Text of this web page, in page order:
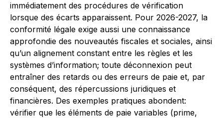
immédiatement des procédures de vérification
lorsque des écarts apparaissent. Pour 2026-2027, la
conformité légale exige aussi une connaissance
approfondie des nouveautés fiscales et sociales, ainsi
qu’un alignement constant entre les règles et les
systèmes d’information; toute déconnexion peut
entraîner des retards ou des erreurs de paie et, par
conséquent, des répercussions juridiques et
financières. Des exemples pratiques abondent:
vérifier que les éléments de paie variables (prime,